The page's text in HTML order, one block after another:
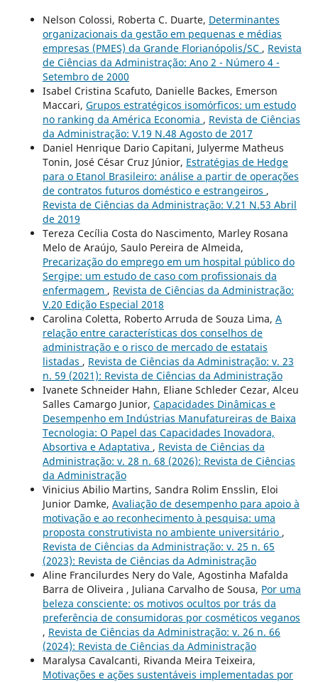
Nelson Colossi, Roberta C. Duarte, Determinantes
organizacionais da gestão em pequenas e médias
empresas (PMES) da Grande Florianópolis/SC , Revista
de Ciências da Administração: Ano 2 - Número 4 -
Setembro de 2000
Isabel Cristina Scafuto, Danielle Backes, Emerson
Maccari, Grupos estratégicos isomórficos: um estudo
no ranking da América Economia , Revista de Ciências
da Administração: V.19 N.48 Agosto de 2017
Daniel Henrique Dario Capitani, Julyerme Matheus
Tonin, José César Cruz Júnior, Estratégias de Hedge
para o Etanol Brasileiro: análise a partir de operações
de contratos futuros doméstico e estrangeiros ,
Revista de Ciências da Administração: V.21 N.53 Abril
de 2019
Tereza Cecília Costa do Nascimento, Marley Rosana
Melo de Araújo, Saulo Pereira de Almeida,
Precarização do emprego em um hospital público do
Sergipe: um estudo de caso com profissionais da
enfermagem , Revista de Ciências da Administração:
V.20 Edição Especial 2018
Carolina Coletta, Roberto Arruda de Souza Lima, A
relação entre características dos conselhos de
administração e o risco de mercado de estatais
listadas , Revista de Ciências da Administração: v. 23
n. 59 (2021): Revista de Ciências da Administração
Ivanete Schneider Hahn, Eliane Schleder Cezar, Alceu
Salles Camargo Junior, Capacidades Dinâmicas e
Desempenho em Indústrias Manufatureiras de Baixa
Tecnologia: O Papel das Capacidades Inovadora,
Absortiva e Adaptativa , Revista de Ciências da
Administração: v. 28 n. 68 (2026): Revista de Ciências
da Administração
Vinicius Abilio Martins, Sandra Rolim Ensslin, Eloi
Junior Damke, Avaliação de desempenho para apoio à
motivação e ao reconhecimento à pesquisa: uma
proposta construtivista no ambiente universitário ,
Revista de Ciências da Administração: v. 25 n. 65
(2023): Revista de Ciências da Administração
Aline Francilurdes Nery do Vale, Agostinha Mafalda
Barra de Oliveira , Juliana Carvalho de Sousa, Por uma
beleza consciente: os motivos ocultos por trás da
preferência de consumidoras por cosméticos veganos
, Revista de Ciências da Administração: v. 26 n. 66
(2024): Revista de Ciências da Administração
Maralysa Cavalcanti, Rivanda Meira Teixeira,
Motivações e ações sustentáveis implementadas por